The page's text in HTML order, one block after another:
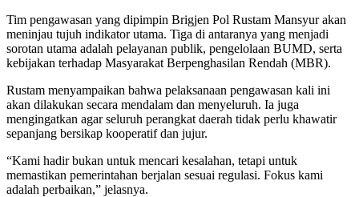
Tim pengawasan yang dipimpin Brigjen Pol Rustam Mansyur akan
meninjau tujuh indikator utama. Tiga di antaranya yang menjadi
sorotan utama adalah pelayanan publik, pengelolaan BUMD, serta
kebijakan terhadap Masyarakat Berpenghasilan Rendah (MBR).
Rustam menyampaikan bahwa pelaksanaan pengawasan kali ini
akan dilakukan secara mendalam dan menyeluruh. Ia juga
mengingatkan agar seluruh perangkat daerah tidak perlu khawatir
sepanjang bersikap kooperatif dan jujur.
“Kami hadir bukan untuk mencari kesalahan, tetapi untuk
memastikan pemerintahan berjalan sesuai regulasi. Fokus kami
adalah perbaikan,” jelasnya.